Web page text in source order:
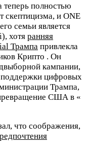
полностью
скептицизма, и ONE
семьи является
хотя ранняя
Трампа привлекла
Криптo . Он
кампании,
поддержки цифровых
Трампа,
США в «
что соображения,